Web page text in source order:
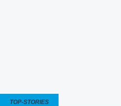
TOP-STORIES